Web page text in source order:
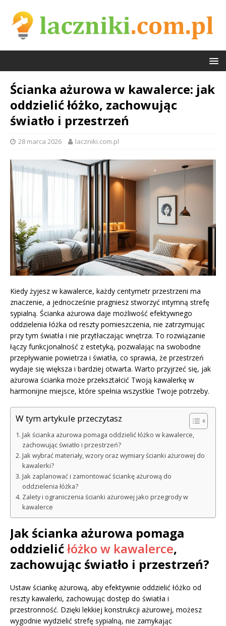
Ścianka ażurowa w kawalerce: jak
oddzielić łóżko, zachowując
światło i przestrzeń
28 marca 2026 laczniki.com.pl
Kiedy żyjesz w kawalerce, każdy centymetr przestrzeni ma
znaczenie, a jednocześnie pragniesz stworzyć intymną strefę
sypialną. Ścianka ażurowa daje możliwość efektywnego
oddzielenia łóżka od reszty pomieszczenia, nie zatrzymując
przy tym światła i nie przytłaczając wnętrza. To rozwiązanie
łączy funkcjonalność z estetyką, pozwalając na swobodne
przepływanie powietrza i światła, co sprawia, że przestrzeń
wydaje się większa i bardziej otwarta. Warto przyjrzeć się, jak
ażurowa ścianka może przekształcić Twoją kawalerkę w
harmonijne miejsce, które spełnia wszystkie Twoje potrzeby.
W tym artykule przeczytasz
Jak ścianka ażurowa pomaga oddzielić łóżko w kawalerce,
zachowując światło i przestrzeń?
Jak wybrać materiały, wzory oraz wymiary ścianki ażurowej do
kawalerki?
Jak zaplanować i zamontować ściankę ażurową do
oddzielenia łóżka?
Zalety i ograniczenia ścianki ażurowej jako przegrody w
kawalerce
Jak ścianka ażurowa pomaga
oddzielićłóżko w kawalerce,
zachowując światło i przestrzeń?
Ustaw ściankę ażurową, aby efektywnie oddzielić łóżko od
reszty kawalerki, zachowując dostęp do światła i
przestronność. Dzięki lekkiej konstrukcji ażurowej, możesz
wygodnie wydzielić strefę sypialną, nie zamykając